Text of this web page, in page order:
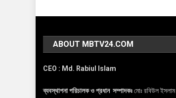
ABOUT MBTV24.COM
CEO : Md. Rabiul Islam
ব্যবস্থাপনা পরিচালক ও প্রধান সম্পাদকঃমোঃ রবিউল ইসলাম